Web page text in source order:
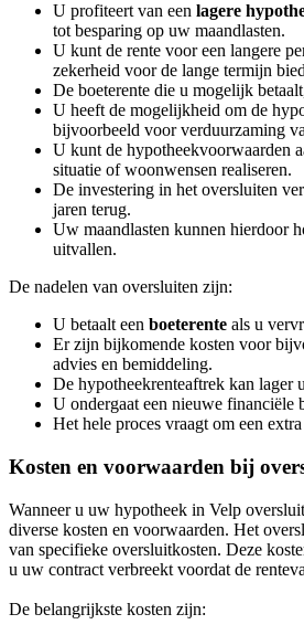
U profiteert van een lagere
tot besparing op uw maandlasten.
U kunt de rente voor een langere
zekerheid voor de lange termijn
De boeterente die u mogelijk
U heeft de mogelijkheid om de
bijvoorbeeld voor verduurzaming
U kunt de hypotheekvoorwaarden
situatie of woonwensen realiseren.
De investering in het oversluiten
jaren terug.
Uw maandlasten kunnen hierdoor
uitvallen.
De nadelen van oversluiten zijn:
U betaalt een boeterente als u
Er zijn bijkomende kosten voor
advies en bemiddeling.
De hypotheekrenteaftrek kan lager
U ondergaat een nieuwe financiële
Het hele proces vraagt om een
Kosten en voorwaarden bij
Wanneer u uw hypotheek in Velp
diverse kosten en voorwaarden. Het
van specifieke oversluitkosten. Deze
u uw contract verbreekt voordat de
De belangrijkste kosten zijn: